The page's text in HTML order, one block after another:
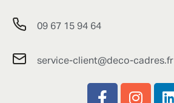
09 67 15 94 64
service-client@deco-cadres.fr